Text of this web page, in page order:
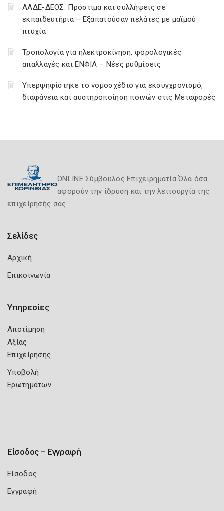
ΑΑΔΕ-ΔΕΟΣ: Πρόστιμα και συλλήψεις σε
εκπαιδευτήρια – Εξαπατούσαν πελάτες με μαϊμού
πτυχία
Τροπολογία για ηλεκτροκίνηση, φορολογικές
απαλλαγές και ΕΝΦΙΑ – Νέες ρυθμίσεις
Υπερψηφίστηκε το νομοσχέδιο για εκσυγχρονισμό,
διαφάνεια και αυστηροποίηση ποινών στις Μεταφορές
ONLINE Σύμβουλος Επιχειρηματία Όλα όσα
αφορούν την ίδρυση και την λειτουργία της
επιχείρησής σας.
Σελίδες
Αρχική
Επικοινωνία
Υπηρεσίες
Αποτίμηση
Αξίας
Επιχείρησης
Υποβολή
Ερωτημάτων
Είσοδος – Εγγραφή
Είσοδος
Εγγραφή